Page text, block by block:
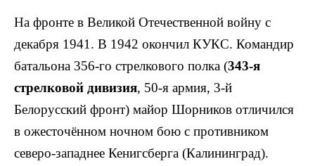
На фронте в Великой Отечественной войну с
декабря 1941. В 1942 окончил КУКС. Командир
батальона 356-го стрелкового полка (343-я
стрелковой дивизия, 50-я армия, 3-й
Белорусский фронт) майор Шорников отличился
в ожесточённом ночном бою с противником
северо-западнее Кенигсберга (Калининград).